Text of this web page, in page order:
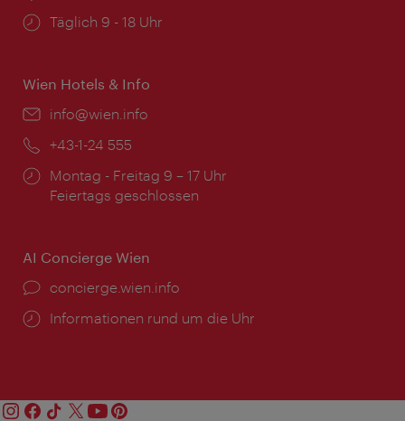
Öffnungszeiten:
Täglich 9 - 18 Uhr
Wien Hotels & Info
Email:
info@wien.info
Telefon:
+43-1-24 555
Öffnungszeiten:
Montag - Freitag 9 – 17 Uhr
Feiertags geschlossen
AI Concierge Wien
Ort:
concierge.wien.info
Öffnungszeiten:
Informationen rund um die Uhr